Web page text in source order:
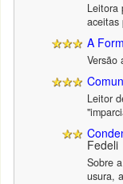
Leitora
aceitas
A
Versão
Leitor
Fedeli
Sobre
usura,